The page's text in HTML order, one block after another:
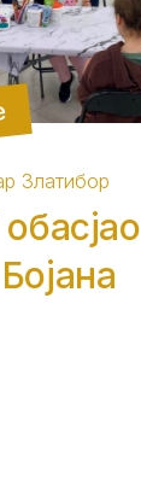
Златибор